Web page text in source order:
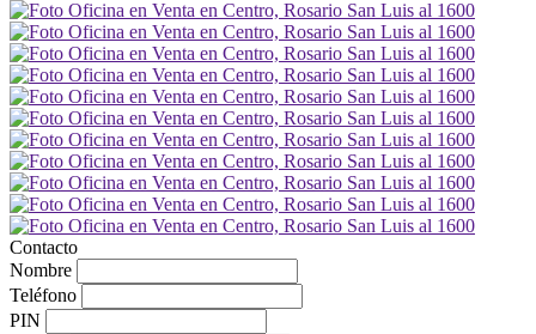
Contacto
Nombre
Teléfono
PIN